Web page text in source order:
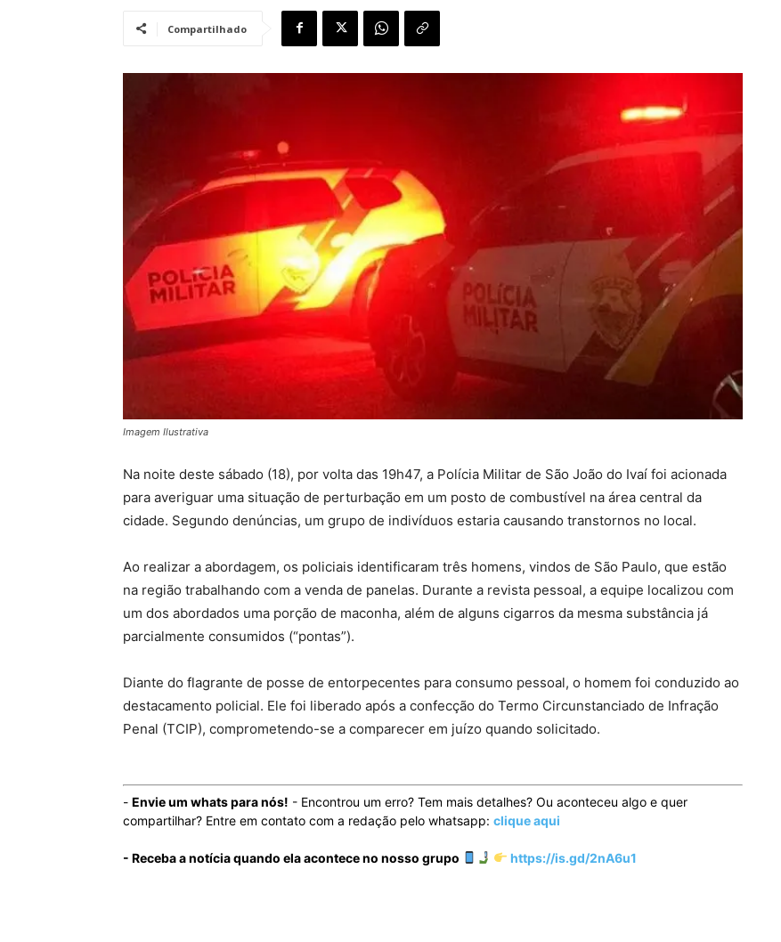
Compartilhado
Imagem Ilustrativa
Na noite deste sábado (18), por volta das 19h47, a Polícia Militar de São João do Ivaí foi acionada
para averiguar uma situação de perturbação em um posto de combustível na área central da
cidade. Segundo denúncias, um grupo de indivíduos estaria causando transtornos no local.
Ao realizar a abordagem, os policiais identificaram três homens, vindos de São Paulo, que estão
na região trabalhando com a venda de panelas. Durante a revista pessoal, a equipe localizou com
um dos abordados uma porção de maconha, além de alguns cigarros da mesma substância já
parcialmente consumidos (“pontas”).
Diante do flagrante de posse de entorpecentes para consumo pessoal, o homem foi conduzido ao
destacamento policial. Ele foi liberado após a confecção do Termo Circunstanciado de Infração
Penal (TCIP), comprometendo-se a comparecer em juízo quando solicitado.
- Envie um whats para nós! - Encontrou um erro? Tem mais detalhes? Ou aconteceu algo e quer
compartilhar? Entre em contato com a redação pelo whatsapp: clique aqui
- Receba a notícia quando ela acontece no nosso grupo https://is.gd/2nA6u1